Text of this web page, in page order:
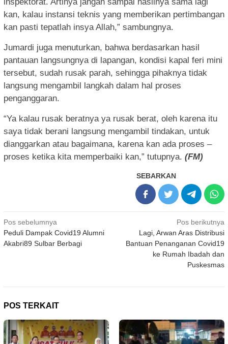
kan, kalau instansi teknis yang memberikan pertimbangan
kan pasti tepatlah insya Allah,” sambungnya.
Jumardi juga menuturkan, bahwa berdasarkan hasil
pantauan langsungnya di lapangan, kondisi kapal feri mini
tersebut, sudah rusak parah, sehingga pihaknya tidak
langsung mengambil langkah dalam hal proses
penganggaran.
“Ya kalau rusak beratnya ya rusak berat, oleh karena itu
saya tidak berani langsung mengambil tindakan, untuk
dianggarkan atau bagaimana, karena kan ada proses –
proses ketika kita memperbaiki kan,” tutupnya. (FM)
SEBARKAN
Navigasi
pos
Pos sebelumnya
Peduli Dampak Covid19 Alumni
Akabri89 Sulbar Berbagi
Pos berikutnya
Lagi, Arwan Aras Distribusi
Bantuan Penanganan Covid19
ke Rumah Ibadah dan
Puskesmas
POS TERKAIT